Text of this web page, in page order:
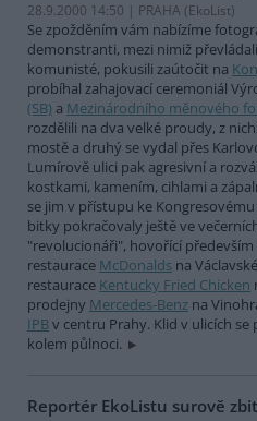
28.9.2000 14:50 | PRAHA (EkoList)
Se zpožděním vám nabízíme
demonstranti, mezi nimiž
komunisté, pokusili zaútočit na
probíhal zahajovací ceremoniál
(SB) a Mezinárodního měnového
rozdělili na dva velké proudy, z
mostě a druhý se vydal přes
Lumírově ulici pak agresivní a
kostkami, kamením, cihlami a
se jim v přístupu ke
bitky pokračovaly ještě ve
"revolucionáři", hovořící
restaurace McDonalds na
restaurace Kentucky Fried Chicken
prodejny Mercedes-Benz na
IPBv centru Prahy. Klid v ulicích
kolem půlnoci.
Reportér EkoListu surově